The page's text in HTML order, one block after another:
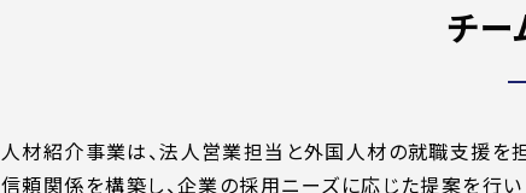
チー
人材紹介事業は、法人営業担当と外国人材の就職支援を
信頼関係を構築し、企業の採用ニーズに応じた提案を行